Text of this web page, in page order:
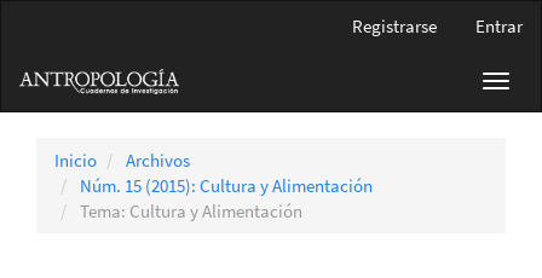
principal
Barra
Registrarse Entrar
Inicio
Archivos
Núm. 15 (2015): Cultura y Alimentación
Tema: Cultura y Alimentación